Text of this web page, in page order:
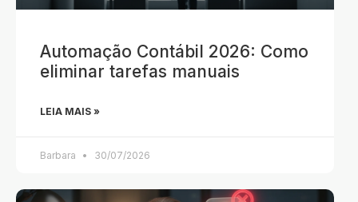
Automação Contábil 2026: Como
eliminar tarefas manuais
LEIA MAIS »
Barbara 30/07/2026